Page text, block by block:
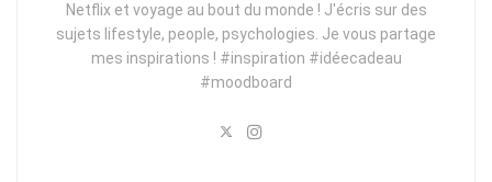
Netflix et voyage au bout du monde ! J'écris sur des
sujets lifestyle, people, psychologies. Je vous partage
mes inspirations ! #inspiration #idéecadeau
#moodboard